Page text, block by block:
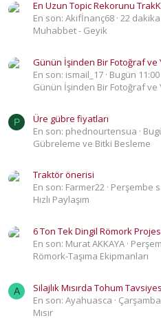
En Uzun Topic Rekorunu
En son: Akifİnanç68 22
Muhabbet - Geyik
Günün İşinden Bir Fotoğraf ve
En son: ismail_17 Bugün 11:00
Günün İşinden Bir Fotoğraf ve
P
Üre gübre fiyatları
En son: phednourtensua
Gübreleme ve Bitki Besleme
Traktör önerisi
En son: Farmer22 Perşembe
Hızlı Paylaşım
6 Ton Tek Dingil Römork
En son: Murat AKKAYA
Römork-Taşıma Ekipmanları
A
Silajlık Mısırda Tohum
En son: Ayahuasca
Mısır